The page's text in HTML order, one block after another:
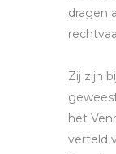
dragen
Zij zijn
het
verteld